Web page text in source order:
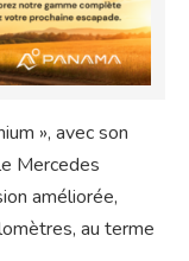
», avec son
Mercedes
améliorée,
au terme